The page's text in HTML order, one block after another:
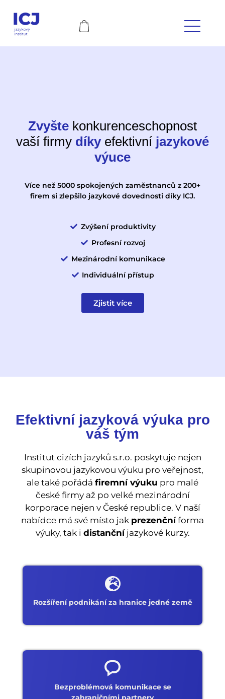
Zvyšte konkurenceschopnost
vaší firmy díkyefektivní jazykové
výuce
Více než 5000 spokojených zaměstnanců z 200+
firem si zlepšilo jazykové dovednosti díky ICJ.
Zvýšení produktivity
Profesní rozvoj
Mezinárodní komunikace
Individuální přístup
Zjistit více
Efektivní jazyková výuka pro
váš tým
Institut cizích jazyků s.r.o. poskytuje nejen
skupinovou jazykovou výuku pro veřejnost,
ale také pořádá firemní výuku pro malé
české firmy až po velké mezinárodní
korporace nejen v České republice. V naší
nabídce má své místo jak prezenčníforma
výuky, tak i distančníjazykové kurzy.
Rozšíření podnikání za hranice jedné země
Bezproblémová komunikace se